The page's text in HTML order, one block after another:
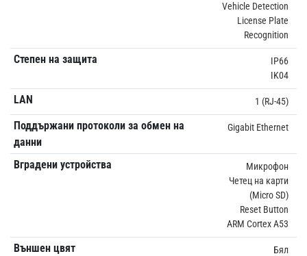
Vehicle Detection
License Plate
Recognition
Степен на защита
IP66
IK04
LAN 1 (RJ-45)
Поддържани протоколи за обмен на
данни
Gigabit Ethernet
Вградени устройства
Микрофон
Четец на карти
(Micro SD)
Reset Button
ARM Cortex A53
Външен цвят Бял